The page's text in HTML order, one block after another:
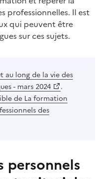
professionnelles. Il est
qui peuvent être
sur ces sujets.
au long de la vie des
- mars 2024
.
de La formation
des
personnels